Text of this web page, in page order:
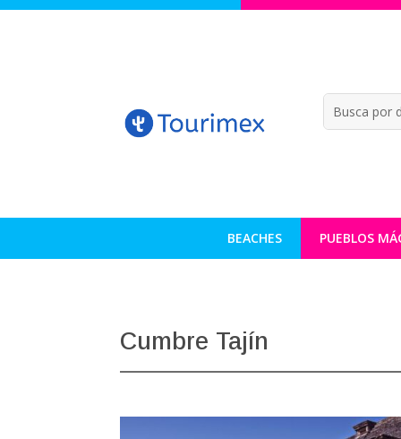
BEACHES PUEBLOS
Cumbre Tajín